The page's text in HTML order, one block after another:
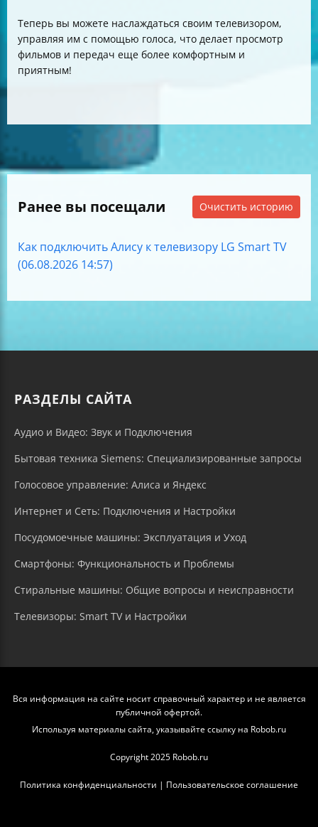
Теперь вы можете наслаждаться своим телевизором,
управляя им с помощью голоса, что делает просмотр
фильмов и передач еще более комфортным и
приятным!
Ранее вы посещали Очистить историю
Как подключить Алису к телевизору LG Smart TV
(06.08.2026 14:57)
РАЗДЕЛЫ САЙТА
Аудио и Видео: Звук и Подключения
Бытовая техника Siemens: Специализированные запросы
Голосовое управление: Алиса и Яндекс
Интернет и Сеть: Подключения и Настройки
Посудомоечные машины: Эксплуатация и Уход
Смартфоны: Функциональность и Проблемы
Стиральные машины: Общие вопросы и неисправности
Телевизоры: Smart TV и Настройки
Вся информация на сайте носит справочный характер и не является
публичной офертой.
Используя материалы сайта, указывайте ссылку на Robob.ru
Copyright 2025 Robob.ru
Политика конфиденциальности | Пользовательское соглашение